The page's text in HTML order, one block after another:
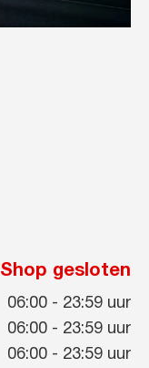
Shop gesloten
06:00 - 23:59 uur
06:00 - 23:59 uur
06:00 - 23:59 uur